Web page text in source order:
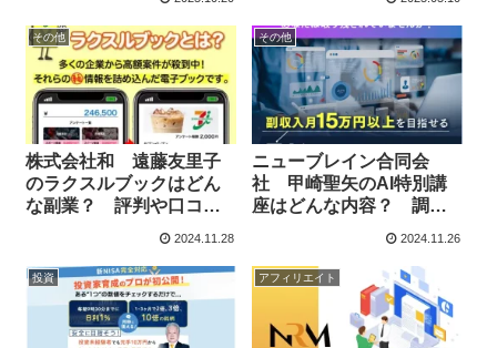
その他
株式会社和 遠藤友里子
のラクスルブックはどん
な副業？ 評判や口コミ
2024.11.28
その他
ニューブレイン合同会
社 甲崎聖矢のAI特別講
座はどんな内容？ 調査
2024.11.26
投資 アフィリエイト